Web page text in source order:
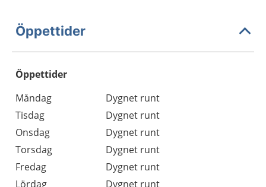
Öppettider
Öppettider
Dag
Öppettider
Kommentarer
Måndag
Dygnet runt
Tisdag
Dygnet runt
Onsdag
Dygnet runt
Torsdag
Dygnet runt
Fredag
Dygnet runt
Lördag
Dygnet runt